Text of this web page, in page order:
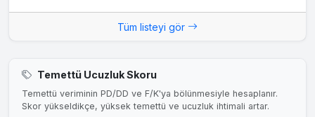
Tüm listeyi gör
Temettü Ucuzluk Skoru
Temettü veriminin PD/DD ve F/K'ya bölünmesiyle hesaplanır.
Skor yükseldikçe, yüksek temettü ve ucuzluk ihtimali artar.